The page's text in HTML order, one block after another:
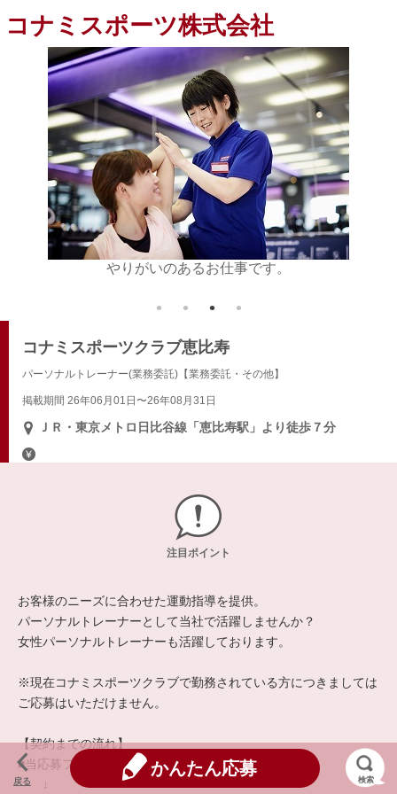
コナミスポーツ株式会社
やりがいのあるお仕事です。
コナミスポーツクラブ恵比寿
パーソナルトレーナー(業務委託)【業務委託・その他】
掲載期間 26年06月01日〜26年08月31日
ＪＲ・東京メトロ日比谷線「恵比寿駅」より徒歩７分
注目ポイント
お客様のニーズに合わせた運動指導を提供。
パーソナルトレーナーとして当社で活躍しませんか？
女性パーソナルトレーナーも活躍しております。
※現在コナミスポーツクラブで勤務されている方につきましては
ご応募はいただけません。
【契約までの流れ】
■当応募フォームよりエントリー
↓
戻る
かんたん応募
検索